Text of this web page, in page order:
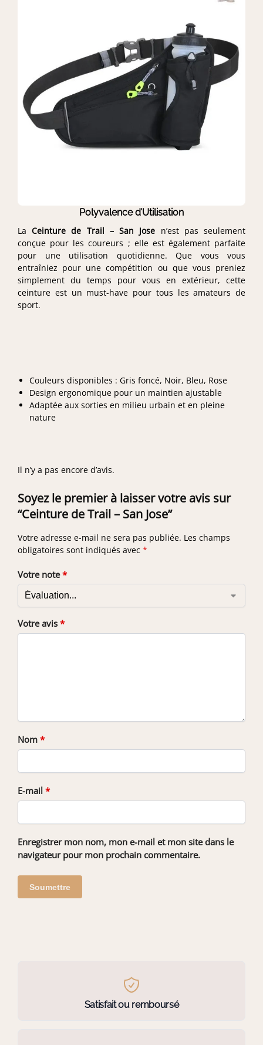
Polyvalence d’Utilisation
LaCeinture de Trail – San Jose n’est pas seulement
conçue pour les coureurs ; elle est également parfaite
pour une utilisation quotidienne. Que vous vous
entraîniez pour une compétition ou que vous preniez
simplement du temps pour vous en extérieur, cette
ceinture est un must-have pour tous les amateurs de
sport.
Couleurs disponibles : Gris foncé, Noir, Bleu, Rose
Design ergonomique pour un maintien ajustable
Adaptée aux sorties en milieu urbain et en pleine
nature
Il n’y a pas encore d’avis.
Soyez le premier à laisser votre avis sur
“Ceinture de Trail – San Jose”
Votre adresse e-mail ne sera pas publiée. Les champs
obligatoires sont indiqués avec *
Votre note*
Votre avis *
Nom *
E-mail *
Enregistrer mon nom, mon e-mail et mon site dans le
navigateur pour mon prochain commentaire.
Satisfait ou remboursé